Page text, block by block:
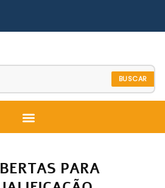
BUSCAR
Menu
PARA